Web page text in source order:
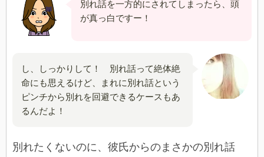
別れ話を一方的にされてしまったら、頭
が真っ白ですー！
し、しっかりして！ 別れ話って絶体絶
命にも思えるけど、まれに別れ話という
ピンチから別れを回避できるケースもあ
るんだよ！
別れたくないのに、彼氏からのまさかの別れ話